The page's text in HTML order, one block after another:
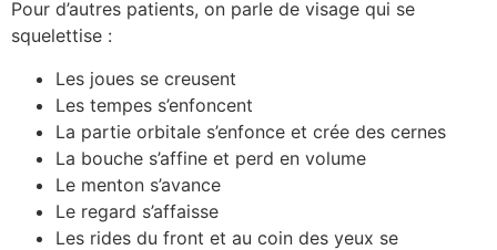
Pour d’autres patients, on parle de visage qui se
squelettise :
Les joues se creusent
Les tempes s’enfoncent
La partie orbitale s’enfonce et crée des cernes
La bouche s’affine et perd en volume
Le menton s’avance
Le regard s’affaisse
Les rides du front et au coin des yeux se